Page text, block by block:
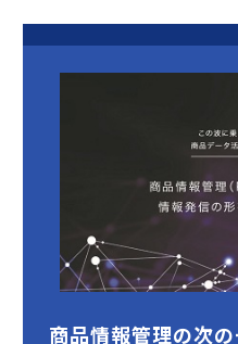
商品情報管理の次